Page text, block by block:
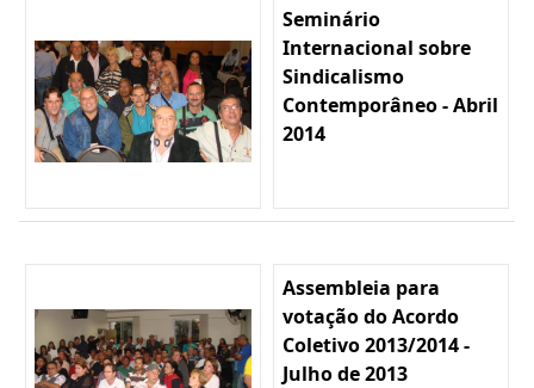
Seminário
Internacional sobre
Sindicalismo
Contemporâneo - Abril
2014
Assembleia para
votação do Acordo
Coletivo 2013/2014 -
Julho de 2013